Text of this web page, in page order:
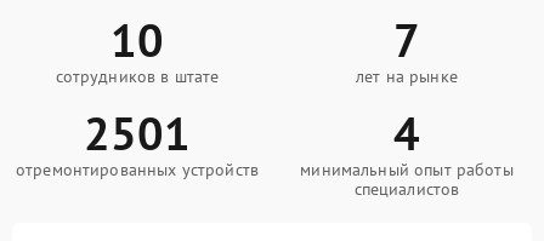
10
сотрудников в штате
7
лет на рынке
2501
отремонтированных устройств
4
минимальный опыт работы
специалистов